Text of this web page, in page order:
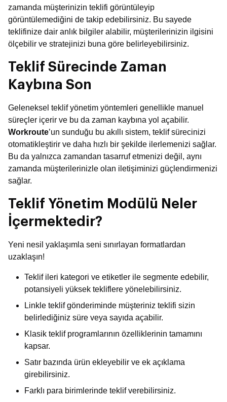
zamanda müşterinizin teklifi görüntüleyip
görüntülemediğini de takip edebilirsiniz. Bu sayede
teklifinize dair anlık bilgiler alabilir, müşterilerinizin ilgisini
ölçebilir ve stratejinizi buna göre belirleyebilirsiniz.
Teklif Sürecinde Zaman
Kaybına Son
Geleneksel teklif yönetim yöntemleri genellikle manuel
süreçler içerir ve bu da zaman kaybına yol açabilir.
Workroute’un sunduğu bu akıllı sistem, teklif sürecinizi
otomatikleştirir ve daha hızlı bir şekilde ilerlemenizi sağlar.
Bu da yalnızca zamandan tasarruf etmenizi değil, aynı
zamanda müşterilerinizle olan iletişiminizi güçlendirmenizi
sağlar.
Teklif Yönetim Modülü Neler
İçermektedir?
Yeni nesil yaklaşımla seni sınırlayan formatlardan
uzaklaşın!
Teklif ileri kategori ve etiketler ile segmente edebilir,
potansiyeli yüksek tekliflere yönelebilirsiniz.
Linkle teklif gönderiminde müşteriniz teklifi sizin
belirlediğiniz süre veya sayıda açabilir.
Klasik teklif programlarının özelliklerinin tamamını
kapsar.
Satır bazında ürün ekleyebilir ve ek açıklama
girebilirsiniz.
Farklı para birimlerinde teklif verebilirsiniz.